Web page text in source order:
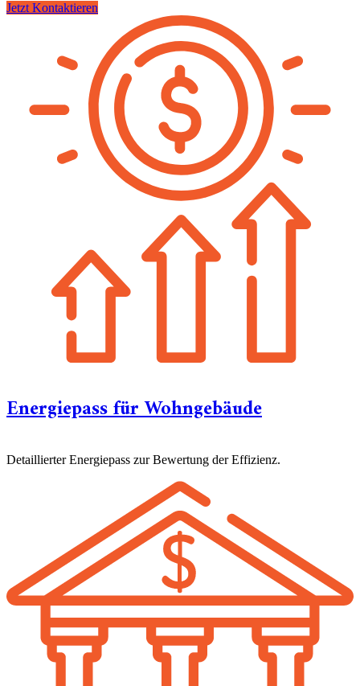
Jetzt Kontaktieren
Energiepass für Wohngebäude
Detaillierter Energiepass zur Bewertung der Effizienz.